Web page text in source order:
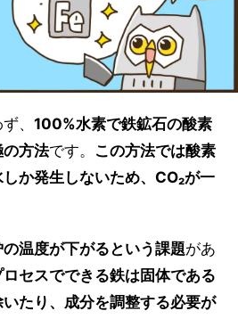
、 100%水素で鉄鉱石の酸素
方法です。 この方法では酸素
か発生しないため、CO₂が一
温度が下がるという課題があ
ロセスでできる鉄は固体である
たり、成分を調整する必要が